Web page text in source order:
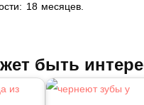
18 месяцев.
быть